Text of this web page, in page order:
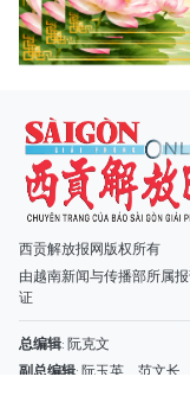
由越南新闻与传播部所属
证
阮克强、陈嘉宝
主编: 阮玉英
社址: 胡志明市棋盘坊阮氏
总台: (028) 39294091 - 转
电子信箱
广告部
(028) 38334185